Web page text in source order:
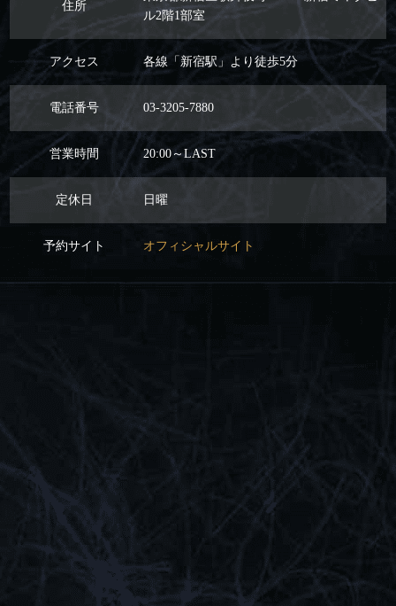
住所
ル2階1部室
アクセス 各線「新宿駅」より徒歩5分
電話番号 03-3205-7880
営業時間 20:00～LAST
定休日 日曜
予約サイト オフィシャルサイト